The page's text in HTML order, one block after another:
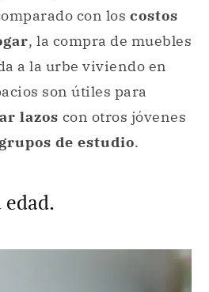
con los costos
, la compra de muebles
a la urbe viviendo en
son útiles para
lazos con otros jóvenes
grupos de estudio.